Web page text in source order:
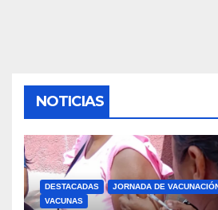
NOTICIAS
DESTACADAS JORNADA DE
VACUNAS